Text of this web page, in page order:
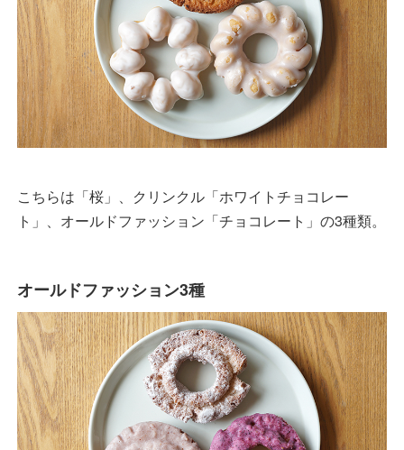
こちらは「桜」、クリンクル「ホワイトチョコレー
ト」、オールドファッション「チョコレート」の3種類。
オールドファッション3種